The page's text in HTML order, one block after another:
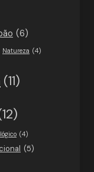
(6)
Natureza (4)
(11)
(4)
(5)